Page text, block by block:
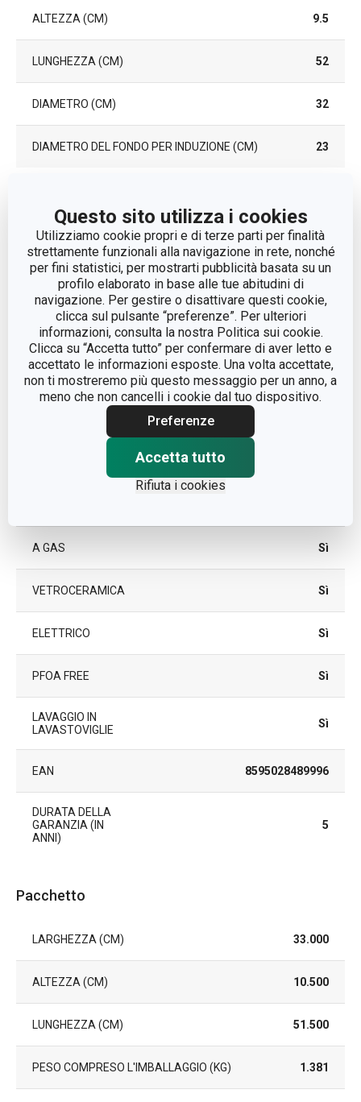
Questo sito utilizza i cookies
Utilizziamo cookie propri e di terze parti per finalità
strettamente funzionali alla navigazione in rete, nonché
per fini statistici, per mostrarti pubblicità basata su un
profilo elaborato in base alle tue abitudini di
navigazione. Per gestire o disattivare questi cookie,
clicca sul pulsante “preferenze”. Per ulteriori
informazioni, consulta la nostra Politica sui cookie.
Clicca su “Accetta tutto” per confermare di aver letto e
accettato le informazioni esposte. Una volta accettate,
non ti mostreremo più questo messaggio per un anno, a
meno che non cancelli i cookie dal tuo dispositivo.
Preferenze
Accetta tutto
Rifiuta i cookies
ALTEZZA (CM) 9.5
LUNGHEZZA (CM) 52
DIAMETRO (CM) 32
DIAMETRO DEL FONDO PER INDUZIONE (CM) 23
Altri parametri
CATEGORIA padelle
COPERCHIO No
LINEA DI
PRODOTTO
i-PREMIUM Stone
MATERIALE
plastica, lega di alluminio,
acciaio inossidabile,
rivestimento antiaderente
padella tradizionale
A GAS Sì
VETROCERAMICA Sì
ELETTRICO Sì
PFOA FREE Sì
LAVAGGIO IN
LAVASTOVIGLIE
Sì
EAN 8595028489996
DURATA DELLA
GARANZIA (IN
ANNI)
5
Pacchetto
LARGHEZZA (CM) 33.000
ALTEZZA (CM) 10.500
LUNGHEZZA (CM) 51.500
PESO COMPRESO L'IMBALLAGGIO (KG) 1.381